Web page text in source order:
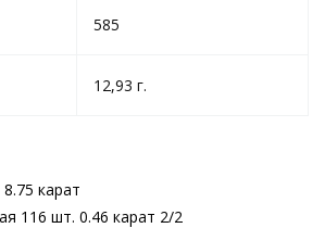
585
12,93 г.
карат
116 шт. 0.46 карат 2/2